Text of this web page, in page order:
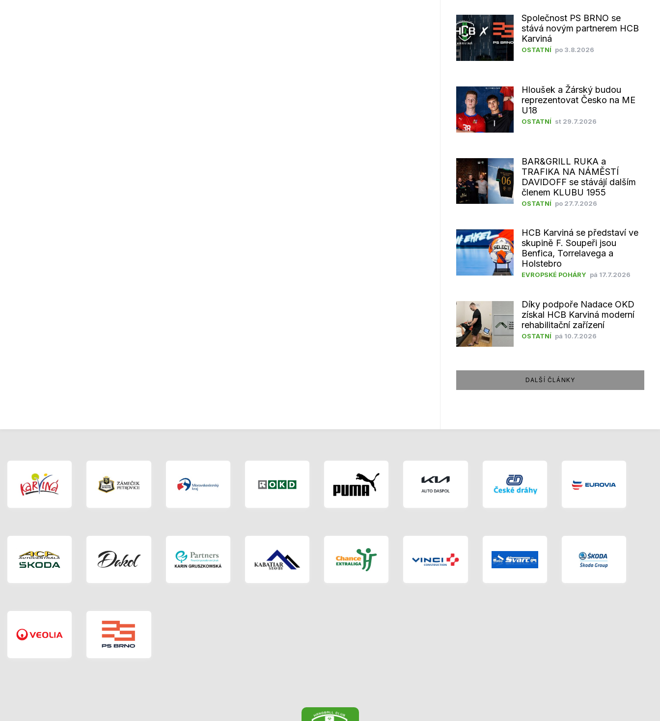
Společnost PS BRNO se
stává novým partnerem HCB
Karviná
OSTATNÍ po 3.8.2026
Hloušek a Žárský budou
reprezentovat Česko na ME
U18
OSTATNÍ st 29.7.2026
BAR&GRILL RUKA a
TRAFIKA NA NÁMĚSTÍ
DAVIDOFF se stávájí dalším
členem KLUBU 1955
OSTATNÍ po 27.7.2026
HCB Karviná se představí ve
skupině F. Soupeři jsou
Benfica, Torrelavega a
Holstebro
EVROPSKÉ POHÁRY pá 17.7.2026
Díky podpoře Nadace OKD
získal HCB Karviná moderní
rehabilitační zařízení
OSTATNÍ pá 10.7.2026
DALŠÍ ČLÁNKY